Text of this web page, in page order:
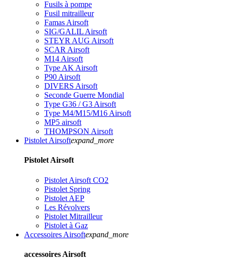
Fusils à pompe
Fusil mitrailleur
Famas Airsoft
SIG/GALIL Airsoft
STEYR AUG Airsoft
SCAR Airsoft
M14 Airsoft
Type AK Airsoft
P90 Airsoft
DIVERS Airsoft
Seconde Guerre Mondial
Type G36 / G3 Airsoft
Type M4/M15/M16 Airsoft
MP5 airsoft
THOMPSON Airsoft
Pistolet Airsoftexpand_more
Pistolet Airsoft
Pistolet Airsoft CO2
Pistolet Spring
Pistolet AEP
Les Révolvers
Pistolet Mitrailleur
Pistolet à Gaz
Accessoires Airsoftexpand_more
accessoires Airsoft